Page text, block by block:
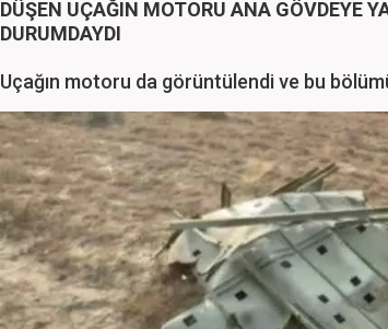
DÜŞEN UÇAĞIN MOTORU ANA GÖVDEYE
DURUMDAYDI
Uçağın motoru da görüntülendi ve bu